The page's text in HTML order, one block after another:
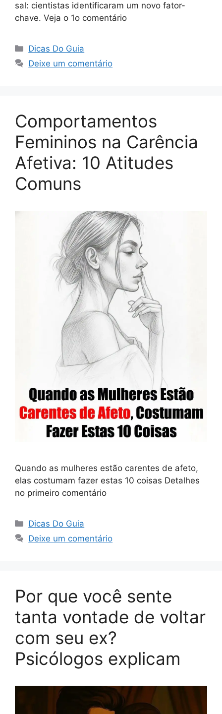
sal: cientistas identificaram um novo fator-
chave. Veja o 1o comentário
Categorias
Dicas Do Guia
Deixe um comentário
Comportamentos
Femininos na Carência
Afetiva: 10 Atitudes
Comuns
Quando as mulheres estão carentes de afeto,
elas costumam fazer estas 10 coisas Detalhes
no primeiro comentário
Categorias
Dicas Do Guia
Deixe um comentário
Por que você sente
tanta vontade de voltar
com seu ex?
Psicólogos explicam